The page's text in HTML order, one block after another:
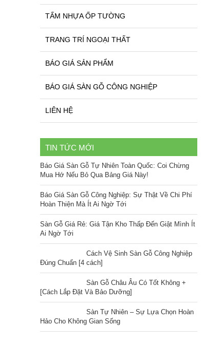
TẤM NHỰA ỐP TƯỜNG
TRANG TRÍ NGOẠI THẤT
BÁO GIÁ SẢN PHẨM
BÁO GIÁ SÀN GỖ CÔNG NGHIỆP
LIÊN HỆ
TIN TỨC MỚI
Báo Giá Sàn Gỗ Tự Nhiên Toàn Quốc: Coi Chừng
Mua Hớ Nếu Bỏ Qua Bảng Giá Này!
Báo Giá Sàn Gỗ Công Nghiệp: Sự Thật Về Chi Phí
Hoàn Thiện Mà Ít Ai Ngờ Tới
Sàn Gỗ Giá Rẻ: Giá Tận Kho Thấp Đến Giật Mình Ít
Ai Ngờ Tới
Cách Vệ Sinh Sàn Gỗ Công Nghiệp
Đúng Chuẩn [4 cách]
Sàn Gỗ Châu Âu Có Tốt Không +
[Cách Lắp Đặt Và Bảo Dưỡng]
Sàn Tự Nhiên – Sự Lựa Chọn Hoàn
Hảo Cho Không Gian Sống